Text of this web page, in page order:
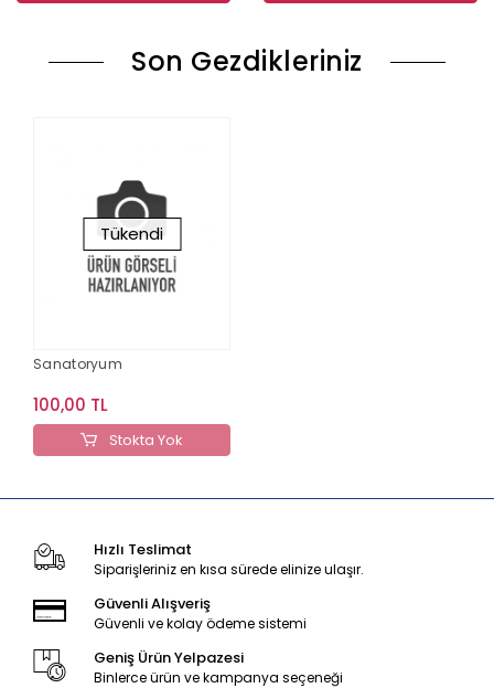
Son Gezdikleriniz
Tükendi
Sanatoryum
100,00 TL
Stokta Yok
Hızlı Teslimat
Siparişleriniz en kısa sürede elinize ulaşır.
Güvenli Alışveriş
Güvenli ve kolay ödeme sistemi
Geniş Ürün Yelpazesi
Binlerce ürün ve kampanya seçeneği